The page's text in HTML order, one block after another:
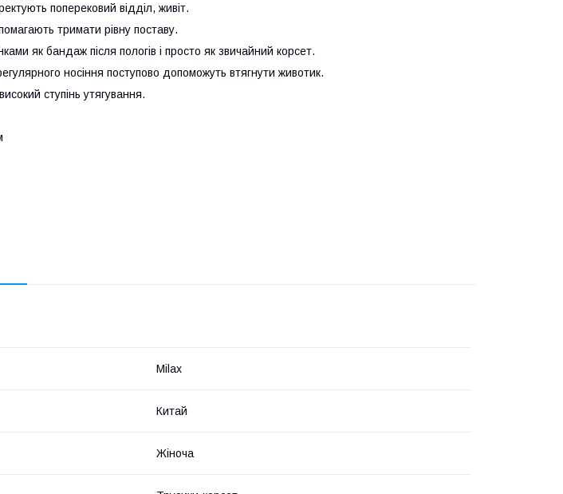
поперековий відділ, живіт.
тримати рівну поставу.
як бандаж після пологів і просто як звичайний корсет.
носіння поступово допоможуть втягнути животик.
ступінь утягування.
Milax
Китай
Жіноча